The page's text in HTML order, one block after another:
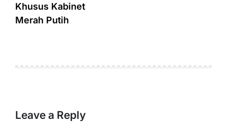
Khusus Kabinet
Merah Putih
Leave a Reply